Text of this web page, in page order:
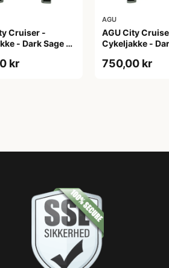
Cruiser -
- Dark Sage -
kr
AGU
AGU City
Cykeljakke -
750,00 kr